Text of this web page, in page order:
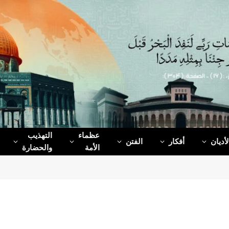
أفكار الفتن
عظماء‌
الأمة
التهذيب
والحضارة